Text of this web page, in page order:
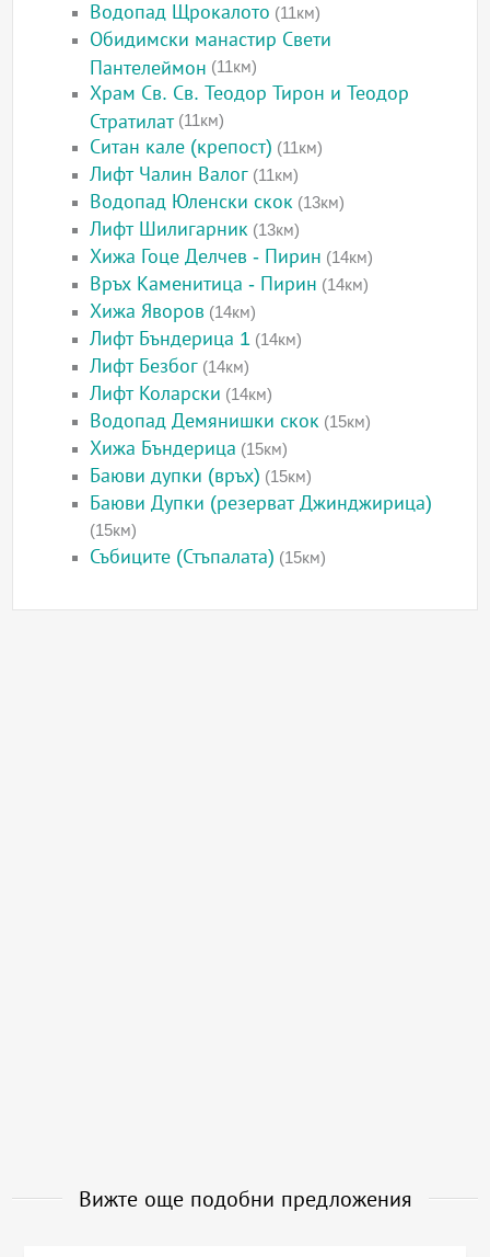
Водопад Щрокалото (11км)
Обидимски манастир Свети
Пантелеймон (11км)
Храм Св. Св. Теодор Тирон и Теодор
Стратилат(11км)
Ситан кале (крепост) (11км)
Лифт Чалин Валог (11км)
Водопад Юленски скок (13км)
Лифт Шилигарник (13км)
Хижа Гоце Делчев - Пирин (14км)
Връх Каменитица - Пирин (14км)
Хижа Яворов (14км)
Лифт Бъндерица 1 (14км)
Лифт Безбог (14км)
Лифт Коларски (14км)
Водопад Демянишки скок (15км)
Хижа Бъндерица (15км)
Баюви дупки (връх) (15км)
Баюви Дупки (резерват Джинджирица)
(15км)
Събиците (Стъпалата) (15км)
Вижте още подобни предложения